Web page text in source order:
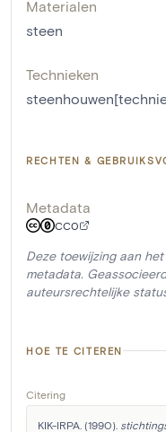
Materialen
steen
Technieken
RECHTEN &
Metadata
CC0
Deze toewijzing aan
metadata.
auteursrechtelijke
HOE TE CITEREN
Citering
KIK-IRPA. (1990).